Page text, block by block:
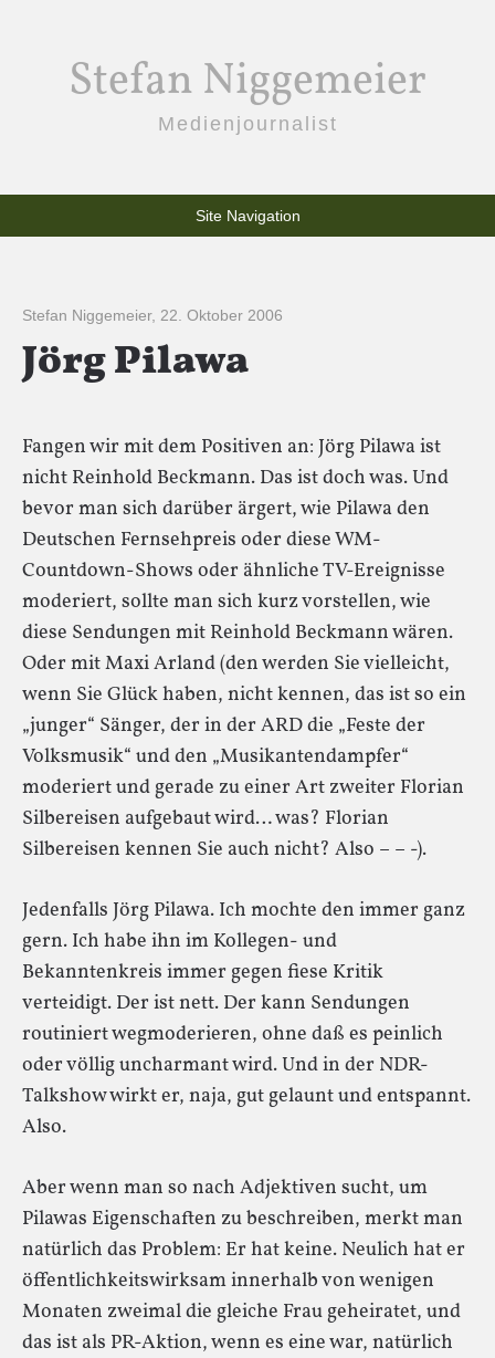
Stefan Niggemeier
Medienjournalist
Site Navigation
Stefan Niggemeier, 22. Oktober 2006
Jörg Pilawa
Fangen wir mit dem Positiven an: Jörg Pilawa ist
nicht Reinhold Beckmann. Das ist doch was. Und
bevor man sich darüber ärgert, wie Pilawa den
Deutschen Fernsehpreis oder diese WM-
Countdown-Shows oder ähnliche TV-Ereignisse
moderiert, sollte man sich kurz vorstellen, wie
diese Sendungen mit Reinhold Beckmann wären.
Oder mit Maxi Arland (den werden Sie vielleicht,
wenn Sie Glück haben, nicht kennen, das ist so ein
„junger“ Sänger, der in der ARD die „Feste der
Volksmusik“ und den „Musikantendampfer“
moderiert und gerade zu einer Art zweiter Florian
Silbereisen aufgebaut wird… was? Florian
Silbereisen kennen Sie auch nicht? Also – – -).
Jedenfalls Jörg Pilawa. Ich mochte den immer ganz
gern. Ich habe ihn im Kollegen- und
Bekanntenkreis immer gegen fiese Kritik
verteidigt. Der ist nett. Der kann Sendungen
routiniert wegmoderieren, ohne daß es peinlich
oder völlig uncharmant wird. Und in der NDR-
Talkshow wirkt er, naja, gut gelaunt und entspannt.
Also.
Aber wenn man so nach Adjektiven sucht, um
Pilawas Eigenschaften zu beschreiben, merkt man
natürlich das Problem: Er hat keine. Neulich hat er
öffentlichkeitswirksam innerhalb von wenigen
Monaten zweimal die gleiche Frau geheiratet, und
das ist als PR-Aktion, wenn es eine war, natürlich